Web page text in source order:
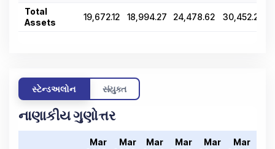
Total
Assets
19,672.12 18,994.27 24,478.62 30,452.28
સ્ટેન્ડઅલોન સંયુક્ત
નાણાકીય ગુણોત્તર
Mar
Mar
Mar
Mar
Mar
Mar